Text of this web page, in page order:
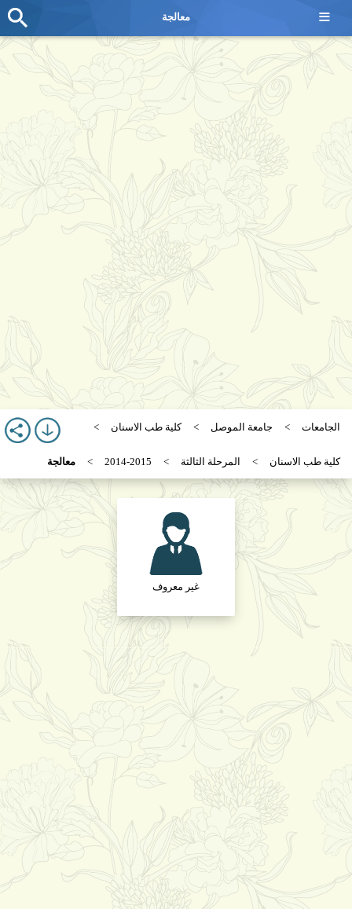
الجامعات جامعة الموصل كلية طب الاسنان
كلية طب الاسنان المرحلة الثالثة 2014-2015 معالجة
غير معروف
≡ معالجة